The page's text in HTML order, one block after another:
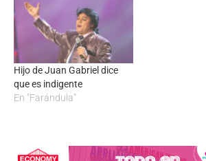
Hijo de Juan Gabriel dice
que es indigente
En "Farándula"